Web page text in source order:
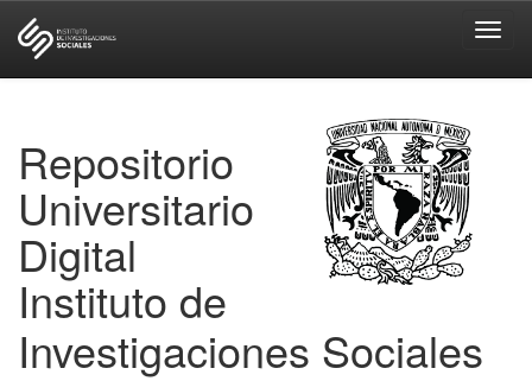
Repositorio
Universitario
Digital
Instituto de
Investigaciones Sociales